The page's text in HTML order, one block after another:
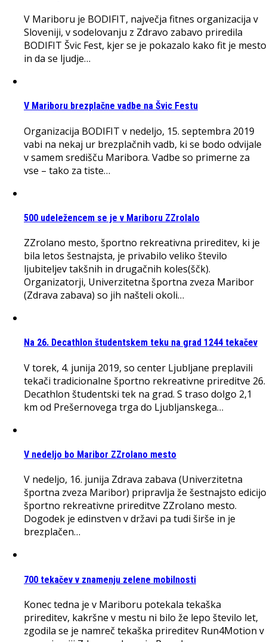
V Mariboru je BODIFIT, največja fitnes organizacija v
Sloveniji, v sodelovanju z Zdravo zabavo priredila
BODIFIT Švic Fest, kjer se je pokazalo kako fit je mesto
in da se ljudje…
V Mariboru brezplačne vadbe na Švic Festu
Organizacija BODIFIT v nedeljo, 15. septembra 2019
vabi na nekaj ur brezplačnih vadb, ki se bodo odvijale
v samem središču Maribora. Vadbe so primerne za
vse – tako za tiste…
500 udeležencem se je v Mariboru ZZrolalo
ZZrolano mesto, športno rekreativna prireditev, ki je
bila letos šestnajsta, je privabilo veliko število
ljubiteljev takšnih in drugačnih koles(ščk).
Organizatorji, Univerzitetna športna zveza Maribor
(Zdrava zabava) so jih našteli okoli…
Na 26. Decathlon študentskem teku na grad 1244 tekačev
V torek, 4. junija 2019, so center Ljubljane preplavili
tekači tradicionalne športno rekreativne prireditve 26.
Decathlon študentski tek na grad. S traso dolgo 2,1
km od Prešernovega trga do Ljubljanskega…
V nedeljo bo Maribor ZZrolano mesto
V nedeljo, 16. junija Zdrava zabava (Univerzitetna
športna zveza Maribor) pripravlja že šestnajsto edicijo
športno rekreativne prireditve ZZrolano mesto.
Dogodek je edinstven v državi pa tudi širše in je
brezplačen…
700 tekačev v znamenju zelene mobilnosti
Konec tedna je v Mariboru potekala tekaška
prireditev, kakršne v mestu ni bilo že lepo število let,
zgodila se je namreč tekaška prireditev Run4Motion v